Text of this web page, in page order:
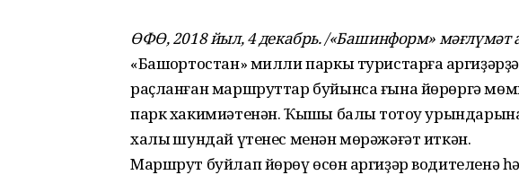
ӨФӨ, 2018 йыл, 4 декабрь. /«Башинформ» мәғлүмәт
«Башҡортостан» милли паркы туристарға
раҫланған маршруттар буйынса ғына йөрөргә
парк хакимиәтенән. Ҡышҡы балыҡ тотоу
халыҡ шундай үтенес менән мөрәжәғәт иткән.
Маршрут буйлап йөрөү өсөн ҡаргиҙәр водителенә